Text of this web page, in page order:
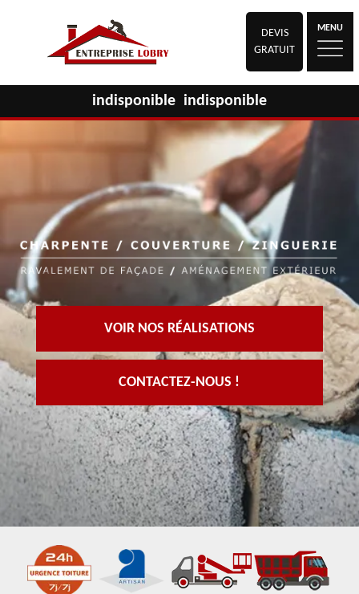
DEVIS
GRATUIT
MENU
indisponible indisponible
VOIR NOS RÉALISATIONS
CONTACTEZ-NOUS !